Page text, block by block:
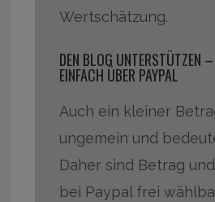
Wertschätzung.
DEN BLOG UNTERSTÜTZEN
EINFACH ÜBER PAYPAL
Auch ein kleiner
ungemein und
Daher sind Betrag
bei Paypal frei